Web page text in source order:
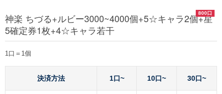
800口
神楽 ちづる+ルビー3000~4000個+5☆キャラ2個+星
5確定券1枚+4☆キャラ若干
1口＝1個
決済方法 1口~ 10口~ 30口~